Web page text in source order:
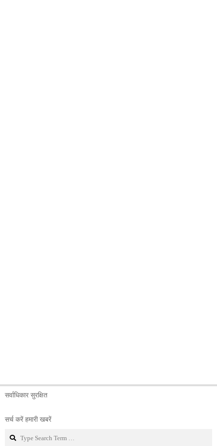
सर्वाधिकार सुरक्षित
सर्च करें हमारी खबरें